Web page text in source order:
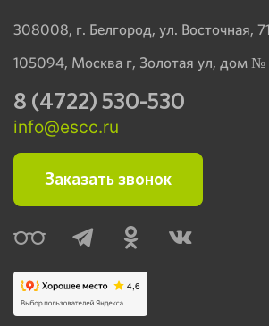
308008, г. Белгород, ул. Восточная,
105094, Москва г, Золотая ул, дом №
8 (4722) 530-530
info@escc.ru
Заказать звонок